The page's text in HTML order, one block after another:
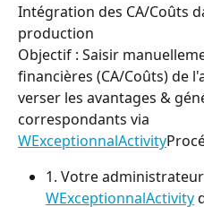
Intégration des CA/Coûts
production
Objectif : Saisir
financières (CA/Coûts) de
verser les avantages &
correspondants via
WExceptionnalActivity
1. Votre
WExceptionnalActivity